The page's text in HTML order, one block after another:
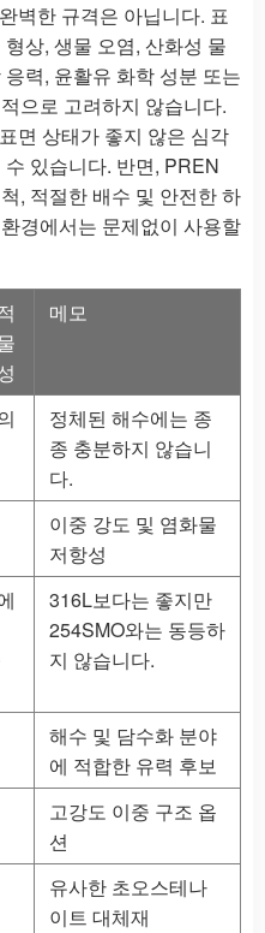
벽한 규격은 아닙니다. 표
상, 생물 오염, 산화성 물
력, 윤활유 화학 성분 또는
으로 고려하지 않습니다.
면 상태가 좋지 않은 심각
있습니다. 반면, PREN
, 적절한 배수 및 안전한 하
경에서는 문제없이 사용할
메모
정체된 해수에는 종
종 충분하지 않습니
다.
이중 강도 및 염화물
저항성
316L보다는 좋지만
254SMO와는 동등하
지 않습니다.
해수 및 담수화 분야
에 적합한 유력 후보
고강도 이중 구조 옵
션
유사한 초오스테나
이트 대체재